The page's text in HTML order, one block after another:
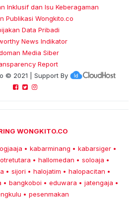
Inklusif dan Isu Keberagaman
Publikasi Wongkito.co
Data Pribadi
News Indikator
Media Siber
Report
© 2021 | Support By
WONGKITO.CO
• kabarminang • kabarsiger •
• hallomedan • soloaja •
• sijori • halojatim • halopacitan •
• bangkoboi • eduwara • jatengaja •
• pesenmakan